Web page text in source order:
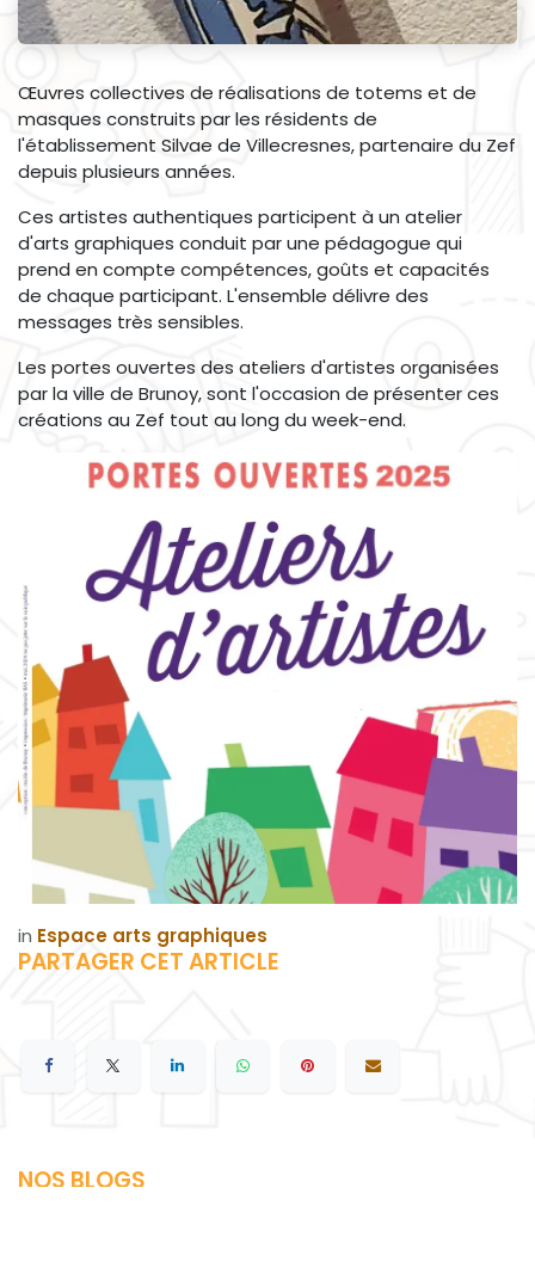
Œuvres collectives de réalisations de totems et de
masques construits par les résidents de
l'établissement Silvae de Villecresnes, partenaire du Zef
depuis plusieurs années.
Ces artistes authentiques participent à un atelier
d'arts graphiques conduit par une pédagogue qui
prend en compte compétences, goûts et capacités
de chaque participant. L'ensemble délivre des
messages très sensibles.
Les portes ouvertes des ateliers d'artistes organisées
par la ville de Brunoy, sont l'occasion de présenter ces
créations au Zef tout au long du week-end.
in Espace arts graphiques
PARTAGER CET ARTICLE
NOS BLOGS